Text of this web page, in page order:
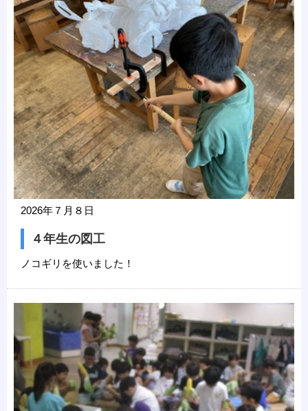
2026年７月８日
４年生の図工
ノコギリを使いました！